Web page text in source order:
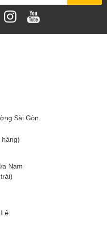
Sài Gòn
hàng)
Nam